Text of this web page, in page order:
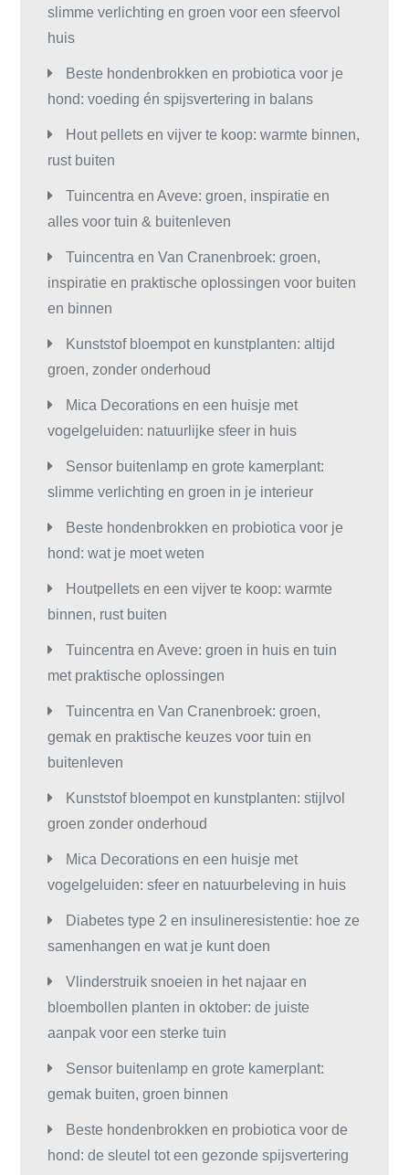
slimme verlichting en groen voor een sfeervol
huis
Beste hondenbrokken en probiotica voor je
hond: voeding én spijsvertering in balans
Hout pellets en vijver te koop: warmte binnen,
rust buiten
Tuincentra en Aveve: groen, inspiratie en
alles voor tuin & buitenleven
Tuincentra en Van Cranenbroek: groen,
inspiratie en praktische oplossingen voor buiten
en binnen
Kunststof bloempot en kunstplanten: altijd
groen, zonder onderhoud
Mica Decorations en een huisje met
vogelgeluiden: natuurlijke sfeer in huis
Sensor buitenlamp en grote kamerplant:
slimme verlichting en groen in je interieur
Beste hondenbrokken en probiotica voor je
hond: wat je moet weten
Houtpellets en een vijver te koop: warmte
binnen, rust buiten
Tuincentra en Aveve: groen in huis en tuin
met praktische oplossingen
Tuincentra en Van Cranenbroek: groen,
gemak en praktische keuzes voor tuin en
buitenleven
Kunststof bloempot en kunstplanten: stijlvol
groen zonder onderhoud
Mica Decorations en een huisje met
vogelgeluiden: sfeer en natuurbeleving in huis
Diabetes type 2 en insulineresistentie: hoe ze
samenhangen en wat je kunt doen
Vlinderstruik snoeien in het najaar en
bloembollen planten in oktober: de juiste
aanpak voor een sterke tuin
Sensor buitenlamp en grote kamerplant:
gemak buiten, groen binnen
Beste hondenbrokken en probiotica voor de
hond: de sleutel tot een gezonde spijsvertering